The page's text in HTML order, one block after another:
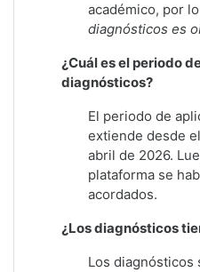
académico, por
diagnósticos es
¿Cuál es el periodo
diagnósticos?
El periodo de
extiende desde
abril de 2026.
plataforma se
acordados.
¿Los diagnósticos
Los diagnósticos